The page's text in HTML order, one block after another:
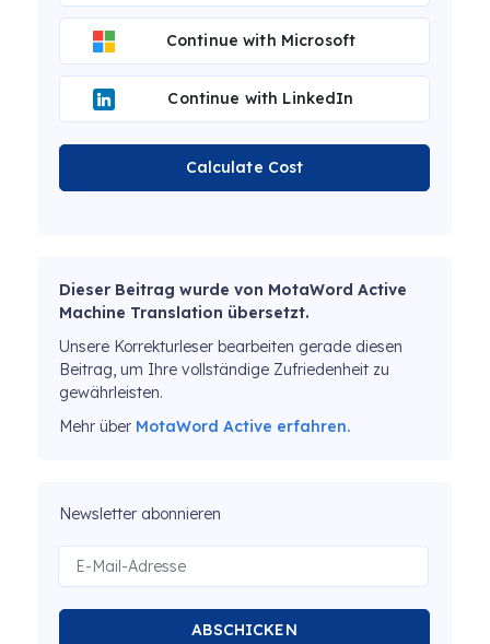
Continue with Microsoft
Continue with LinkedIn
Calculate Cost
Dieser Beitrag wurde von MotaWord Active
Machine Translation übersetzt.
Unsere Korrekturleser bearbeiten gerade diesen
Beitrag, um Ihre vollständige Zufriedenheit zu
gewährleisten.
Mehr über MotaWord Active erfahren.
Newsletter abonnieren
ABSCHICKEN